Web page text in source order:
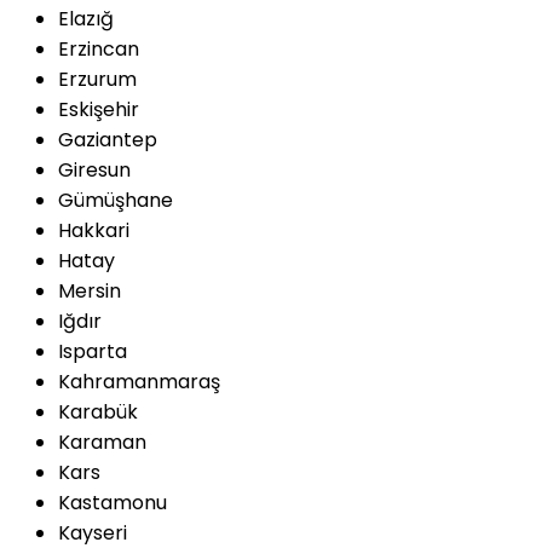
Elazığ
Erzincan
Erzurum
Eskişehir
Gaziantep
Giresun
Gümüşhane
Hakkari
Hatay
Mersin
Iğdır
Isparta
Kahramanmaraş
Karabük
Karaman
Kars
Kastamonu
Kayseri